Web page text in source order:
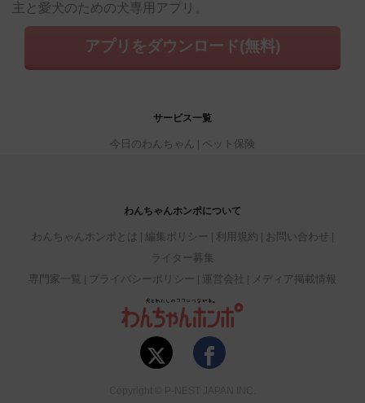
主と愛犬のための犬専用アプリ。
アプリをダウンロード(無料)
サービス一覧
今日のわんちゃん ペット保険
わんちゃんホンポについて
わんちゃんホンポとは 編集ポリシー 利用規約
お問い合わせ
ライター募集
専門家一覧
プライバシーポリシー 運営会社 メディア掲載情報